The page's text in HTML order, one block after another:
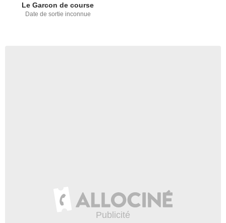
Le Garcon de course
Date de sortie inconnue